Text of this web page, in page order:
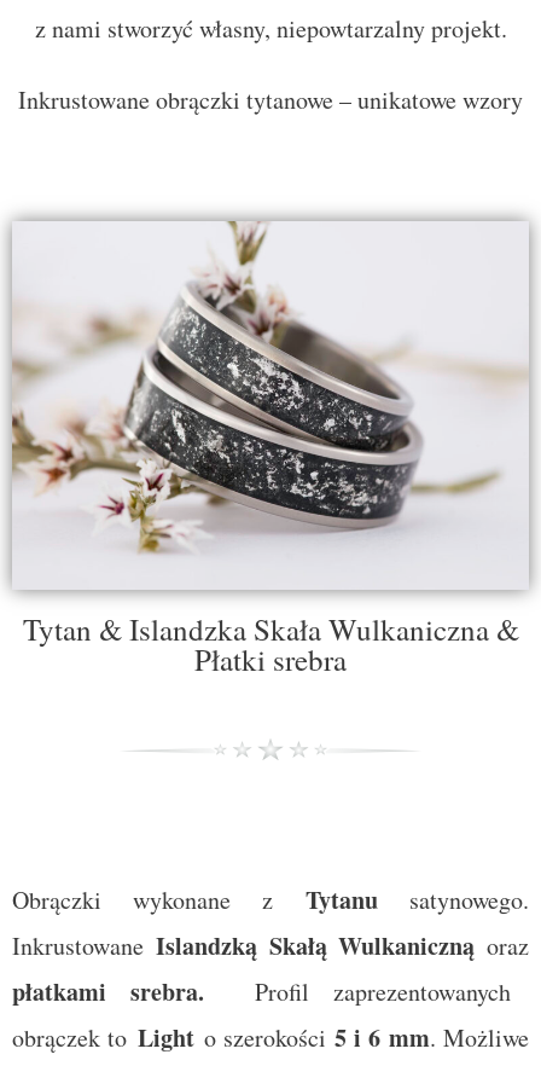
z nami stworzyć własny, niepowtarzalny projekt.
Inkrustowane obrączki tytanowe – unikatowe wzory
Tytan & Islandzka Skała Wulkaniczna &
Płatki srebra
Obrączki wykonane zTytanu satynowego.
Inkrustowane Islandzką Skałą Wulkaniczną oraz
płatkami srebra. Profil zaprezentowanych
obrączek to Lighto szerokości 5 i 6 mm. Możliwe